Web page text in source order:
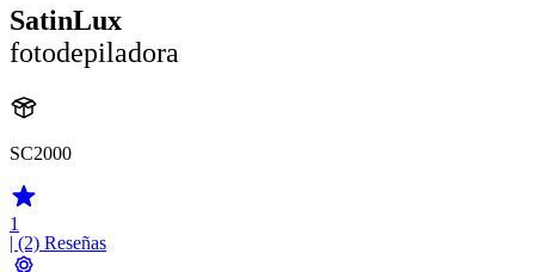
SatinLux
fotodepiladora
SC2000
1
| (2) Reseñas